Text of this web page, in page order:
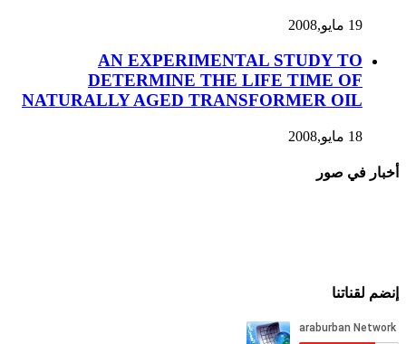
19 مايو,2008
AN EXPERIMENTAL STUDY TO
DETERMINE THE LIFE TIME OF
NATURALLY AGED TRANSFORMER OIL
18 مايو,2008
أخبار في صور
إنضم لقناتنا